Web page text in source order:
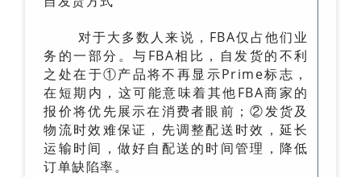
对于大多数人来说，FBA仅占他们业
务的一部分。与FBA相比，自发货的不利
之处在于①产品将不再显示Prime标志，
在短期内，这可能意味着其他FBA商家的
报价将优先展示在消费者眼前；②发货及
物流时效难保证，先调整配送时效，延长
运输时间，做好自配送的时间管理，降低
订单缺陷率。